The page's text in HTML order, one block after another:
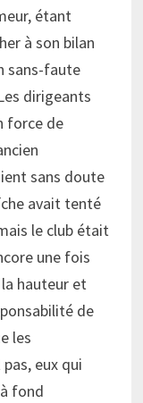
étant
à son bilan
sans-faute
dirigeants
force de
sans doute
avait tenté
le club était
une fois
hauteur et
de
les
eux qui
fond